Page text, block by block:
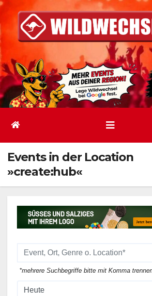
Inhalt
springen
Events in der Location
»create:hub«
*mehrere Suchbegriffe bitte mit Komma